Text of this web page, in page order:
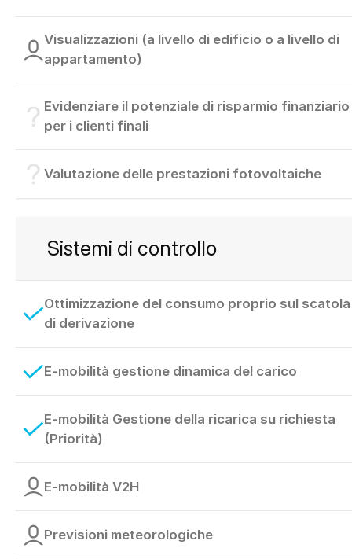
Visualizzazioni (a livello di edificio o a livello di
appartamento)
Evidenziare il potenziale di risparmio finanziario
per i clienti finali
Valutazione delle prestazioni fotovoltaiche
Sistemi di controllo
Ottimizzazione del consumo proprio sul scatola
di derivazione
E-mobilità gestione dinamica del carico
E-mobilità Gestione della ricarica su richiesta
(Priorità)
E-mobilità V2H
Previsioni meteorologiche